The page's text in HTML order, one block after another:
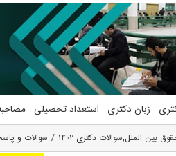
زبان دکتری استعداد تحصیلی
بین الملل,سوالات دکتری ۱۴۰۲ سوالات و